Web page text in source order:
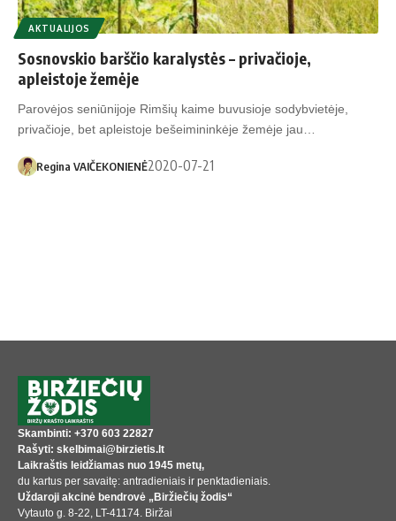
AKTUALIJOS
Sosnovskio barščio karalystės – privačioje,
apleistoje žemėje
Parovėjos seniūnijoje Rimšių kaime buvusioje sodybvietėje,
privačioje, bet apleistoje bešeimininkėje žemėje jau…
Regina VAIČEKONIENĖ2020-07-21
Skambinti: +370 603 22827
Rašyti: skelbimai@birzietis.lt
Laikraštis leidžiamas nuo 1945 metų,
du kartus per savaitę: antradieniais ir penktadieniais.
Uždaroji akcinė bendrovė „Biržiečių žodis“
Vytauto g. 8-22, LT-41174. Biržai